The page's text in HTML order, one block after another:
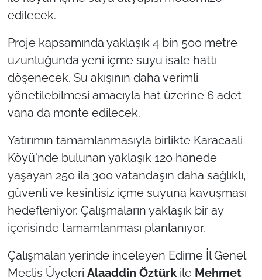
edilecek.
Proje kapsamında yaklaşık 4 bin 500 metre
uzunluğunda yeni içme suyu isale hattı
döşenecek. Su akışının daha verimli
yönetilebilmesi amacıyla hat üzerine 6 adet
vana da monte edilecek.
Yatırımın tamamlanmasıyla birlikte Karacaali
Köyü'nde bulunan yaklaşık 120 hanede
yaşayan 250 ila 300 vatandaşın daha sağlıklı,
güvenli ve kesintisiz içme suyuna kavuşması
hedefleniyor. Çalışmaların yaklaşık bir ay
içerisinde tamamlanması planlanıyor.
Çalışmaları yerinde inceleyen Edirne İl Genel
Meclis Üyeleri Alaaddin Öztürkile Mehmet
Güvenlik
Genel
Politika
Flaş Haber
Dış Haberler
Magazin
İş Dünyası
Bilim Teknoloji